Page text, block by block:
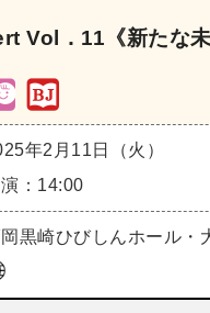
Vol．11《新たな未
年2月11日（火）
演：14:00
黒崎ひびしんホール・